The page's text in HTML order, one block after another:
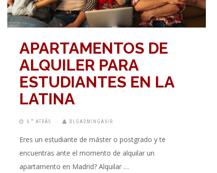
APARTAMENTOS DE
ALQUILER PARA
ESTUDIANTES EN LA
LATINA
6 “” ATRÁS BLGADMINGAVIR
Eres un estudiante de máster o postgrado y te
encuentras ante el momento de alquilar un
apartamento en Madrid? Alquilar …